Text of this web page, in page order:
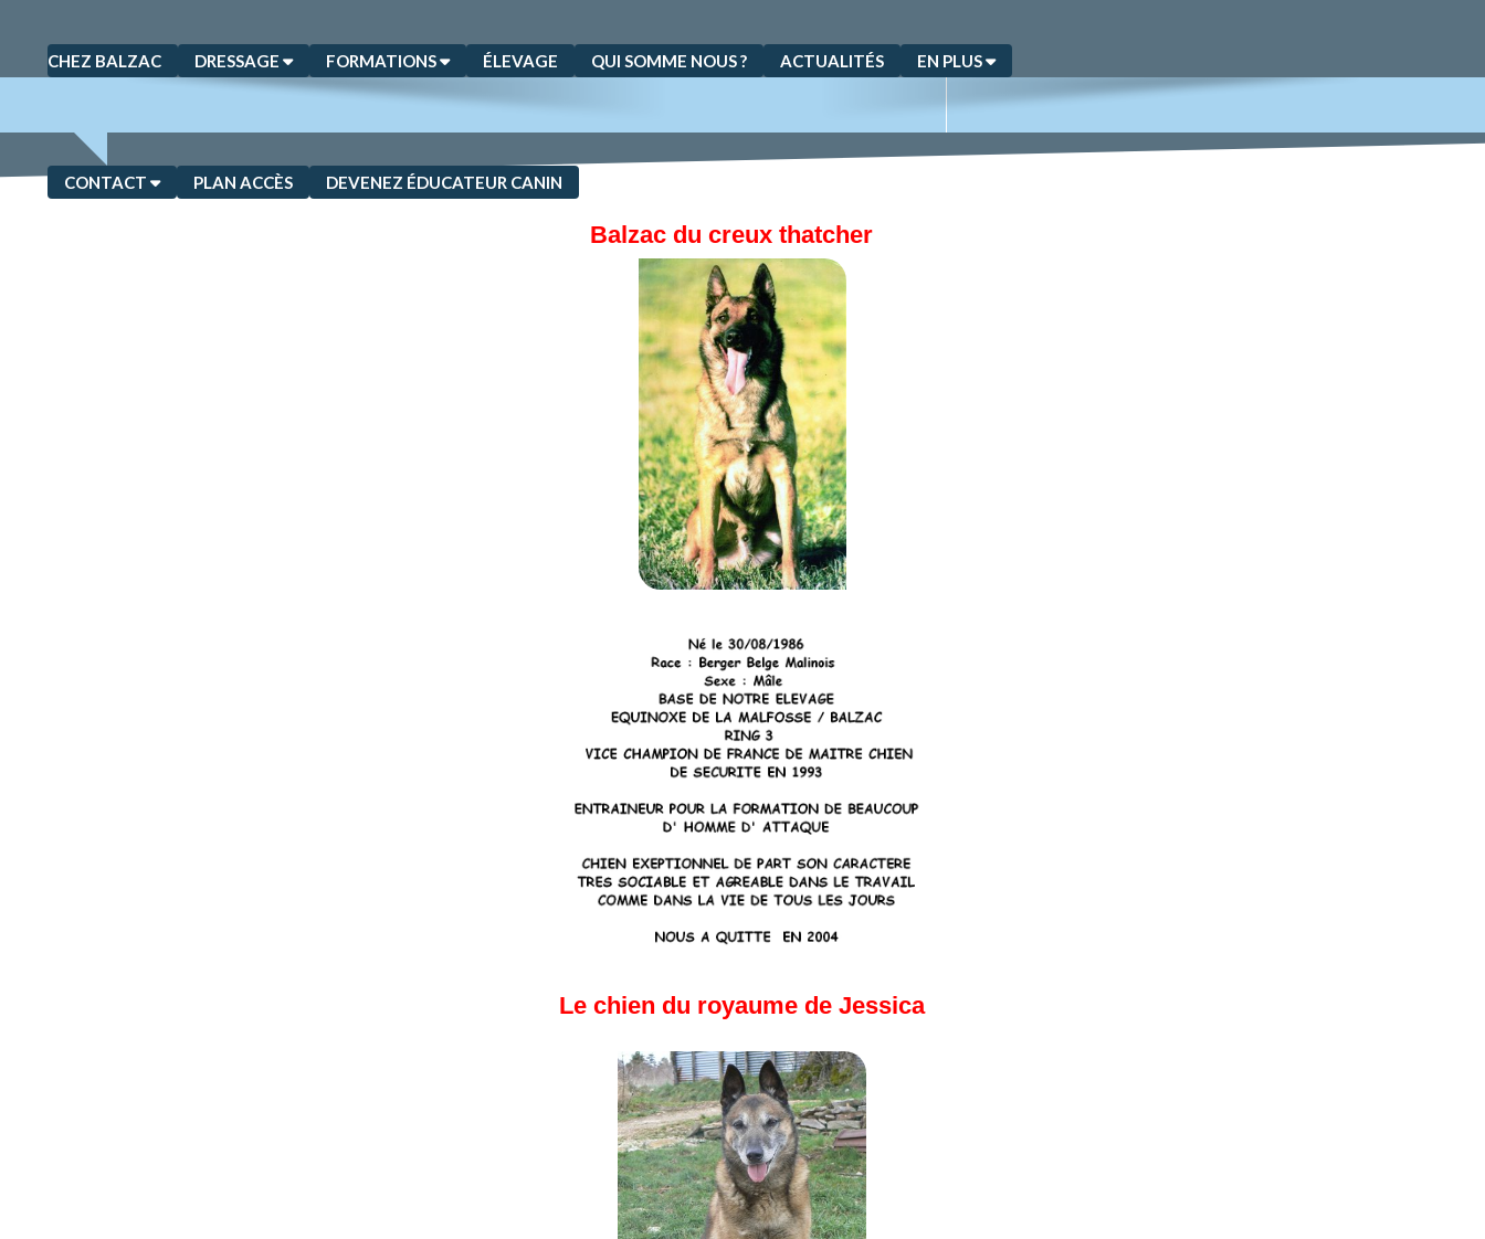
CHEZ BALZAC DRESSAGE FORMATIONS ÉLEVAGE QUI SOMME NOUS ? ACTUALITÉS EN PLUS
CONTACT PLAN ACCÈS DEVENEZ ÉDUCATEUR CANIN
Balzac du creux thatcher
Le chien du royaume de Jessica